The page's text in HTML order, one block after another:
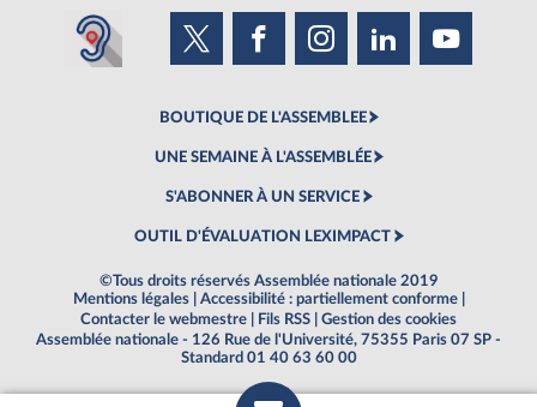
BOUTIQUE DE L'ASSEMBLEE
UNE SEMAINE À L'ASSEMBLÉE
S'ABONNER À UN SERVICE
OUTIL D'ÉVALUATION LEXIMPACT
©Tous droits réservés Assemblée nationale 2019
Mentions légales
Accessibilité : partiellement conforme
Contacter le webmestre
Fils RSS
Gestion des cookies
Assemblée nationale - 126 Rue de l'Université, 75355 Paris 07 SP -
Standard 01 40 63 60 00